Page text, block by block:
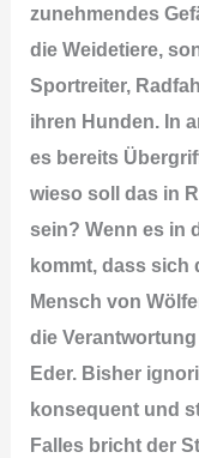
zunehmendes
die Weidetiere,
Sportreiter,
ihren Hunden. In
es bereits
wieso soll das in
sein? Wenn es in
kommt, dass sich
Mensch von
die
Eder. Bisher
konsequent und
Falles bricht der